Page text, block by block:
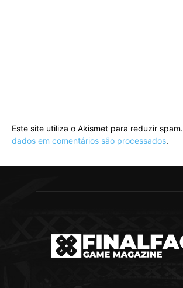
Este site utiliza o Akismet para reduzir spam.
dados em comentários são processados.